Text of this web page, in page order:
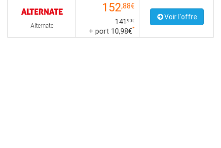
Alternate
152,88€
141 ,90€
+ port 10,98€*
Voir l'offre